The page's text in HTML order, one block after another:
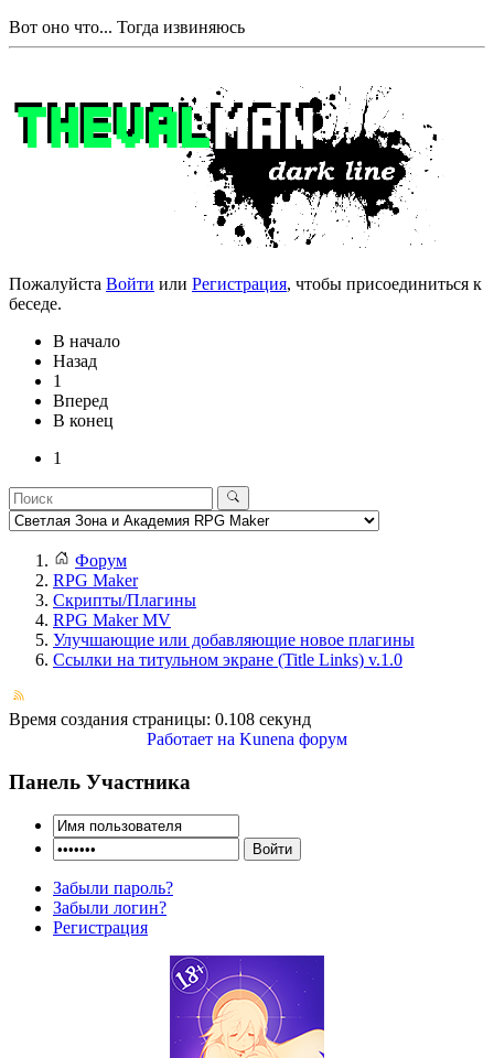
Вот оно что... Тогда извиняюсь
Пожалуйста Войти или Регистрация, чтобы присоединиться к
беседе.
В начало
Назад
1
Вперед
В конец
1
Форум
RPG Maker
Скрипты/Плагины
RPG Maker MV
Улучшающие или добавляющие новое плагины
Ссылки на титульном экране (Title Links) v.1.0
Время создания страницы: 0.108 секунд
Работает на Kunena форум
Панель Участника
Забыли пароль?
Забыли логин?
Регистрация